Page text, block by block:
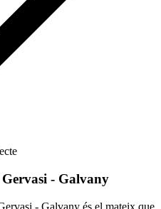
- Galvany
- Galvany és el mateix que